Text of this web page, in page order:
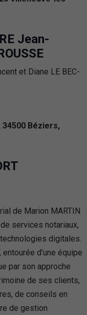
Jean-
Béziers,
de Marion MARTIN
services notariaux,
digitales.
entourée d’une équipe
par son approche
de ses clients,
de conseils en
de gestion